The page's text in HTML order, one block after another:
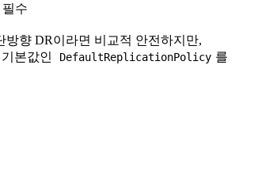
수
향 DR이라면 비교적 안전하지만,
본값인 DefaultReplicationPolicy 를